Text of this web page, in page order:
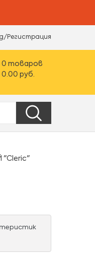
Регистрация
0 товаров
0.00 руб.